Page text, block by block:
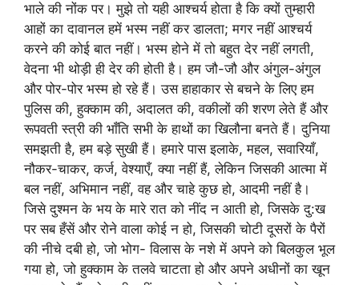
भाले की नोंक पर। मुझे तो यही आश्चर्य होता है कि क्यों तुम्हारी
आहों का दावानल हमें भस्म नहीं कर डालता; मगर नहीं आश्चर्य
करने की कोई बात नहीं। भस्म होने में तो बहुत देर नहीं लगती,
वेदना भी थोड़ी ही देर की होती है। हम जौ-जौ और अंगुल-अंगुल
और पोर-पोर भस्म हो रहे हैं। उस हाहाकार से बचने के लिए हम
पुलिस की, हुक्काम की, अदालत की, वकीलों की शरण लेते हैं और
रूपवती स्त्री की भाँति सभी के हाथों का खिलौना बनते हैं। दुनिया
समझती है, हम बड़े सुखी हैं। हमारे पास इलाके, महल, सवारियाँ,
नौकर-चाकर, कर्ज, वेश्याएँ, क्या नहीं हैं, लेकिन जिसकी आत्मा में
बल नहीं, अभिमान नहीं, वह और चाहे कुछ हो, आदमी नहीं है।
जिसे दुश्मन के भय के मारे रात को नींद न आती हो, जिसके दु:ख
पर सब हँसें और रोने वाला कोई न हो, जिसकी चोटी दूसरों के पैरों
की नीचे दबी हो, जो भोग- विलास के नशे में अपने को बिलकुल भूल
गया हो, जो हुक्काम के तलवे चाटता हो और अपने अधीनों का खून